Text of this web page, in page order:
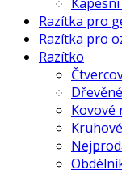
Razítka pro
Razítka pro
Razítko
Kovové